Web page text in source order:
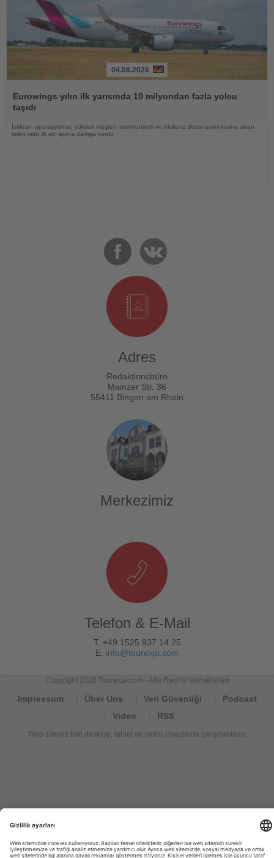
Oku
04.08.2026
Eurowings yılın ilk yarısında 10 milyondan fazla yolcu
taşıdı
İstikrarlı operasyonlar, yüksek müşteri memnuniyeti ve Akdeniz destinasyonlarına artan
talep yılın ilk altı ayına damga vurdu
Adres
Redaktionsbüro
Mainzer Str. 36
55411 Bingen am Rhein
Merkezimiz
Telefon & E-Mail
T. +49 1525 937 14 25
E. info@tourexpi.com
Copyright 2020 Tourexpi.com - Alle Rechte Vorbehalten
Impressum Über Uns Veri Güvenliği
Podcast
Video
RSS
Web sitemiz tüm desktop, tablet ve mobil cihazlarda çalışmaktadır.
news,
turismo,